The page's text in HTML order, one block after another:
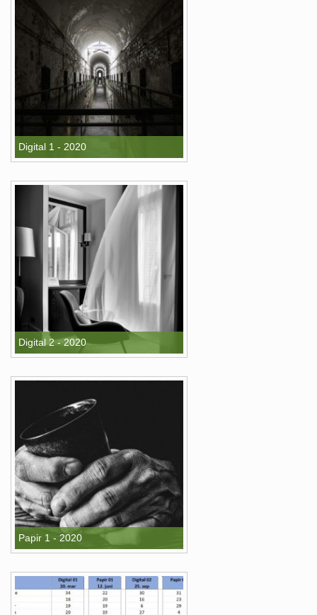
Digital 1 - 2020
Digital 2 - 2020
Papir 1 - 2020